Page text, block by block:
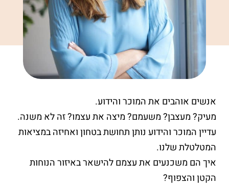
אנשים אוהבים את המוכר והידוע.
מעיק? מעצבן? משעמם? מיצה את עצמו? זה לא משנה.
עדיין המוכר והידוע נותן תחושת בטחון ואחיזה במציאות
המטלטלת שלנו.
איך הם משכנעים את עצמם להישאר באיזור הנוחות
הקטן והצפוף?